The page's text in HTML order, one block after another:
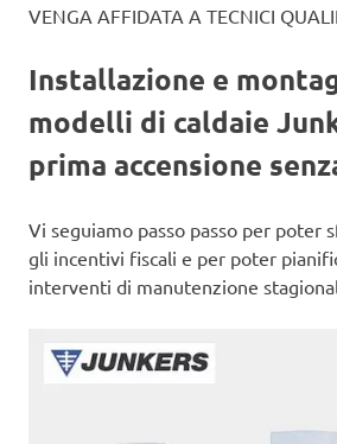
VENGA AFFIDATA A TECNICI
Installazione e
modelli di caldaie
prima accensione
Vi seguiamo passo passo per poter
gli incentivi fiscali e per poter
interventi di manutenzione